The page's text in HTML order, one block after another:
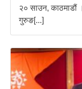
२० साउन, काठमाडौं ।
गुरुङ[...]